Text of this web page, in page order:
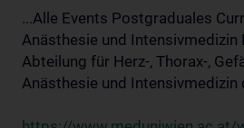
...Alle Events Postgraduales
Anästhesie und Intensivmedizin
Abteilung für Herz-, Thorax-,
Anästhesie und Intensivmedizin